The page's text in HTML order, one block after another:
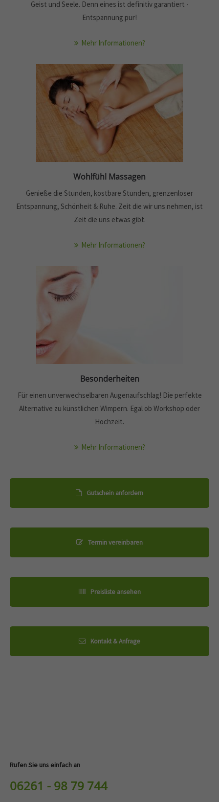
Geist und Seele. Denn eines ist definitiv garantiert -
Entspannung pur!
Mehr Informationen?
Wohlfühl Massagen
Genieße die Stunden, kostbare Stunden, grenzenloser
Entspannung, Schönheit & Ruhe. Zeit die wir uns nehmen, ist
Zeit die uns etwas gibt.
Mehr Informationen?
Besonderheiten
Für einen unverwechselbaren Augenaufschlag! Die perfekte
Alternative zu künstlichen Wimpern. Egal ob Workshop oder
Hochzeit.
Mehr Informationen?
Gutschein anfordern
Termin vereinbaren
Preisliste ansehen
Kontakt & Anfrage
Rufen Sie uns einfach an
06261 - 98 79 744